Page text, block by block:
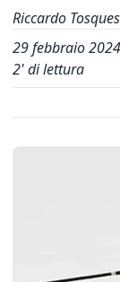
Riccardo Tosques
29 febbraio 2024
2' di lettura